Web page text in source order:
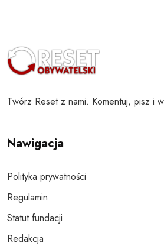
Twórz Reset z nami. Komentuj, pisz i
Nawigacja
Polityka prywatności
Regulamin
Statut fundacji
Redakcja